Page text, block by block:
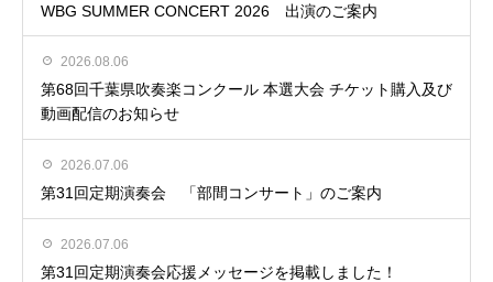
WBG SUMMER CONCERT 2026 出演のご案内
2026.08.06
第68回千葉県吹奏楽コンクール 本選大会 チケット購入及び
動画配信のお知らせ
2026.07.06
第31回定期演奏会 「部間コンサート」のご案内
2026.07.06
第31回定期演奏会応援メッセージを掲載しました！